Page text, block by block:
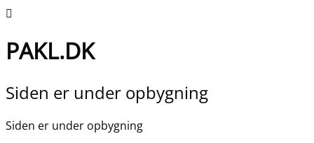
PAKL.DK
Siden er under opbygning
Siden er under opbygning